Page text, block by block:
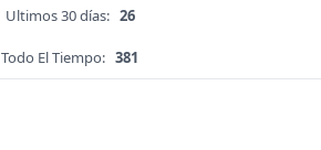
Ultimos 30 días: 26
Todo El Tiempo: 381